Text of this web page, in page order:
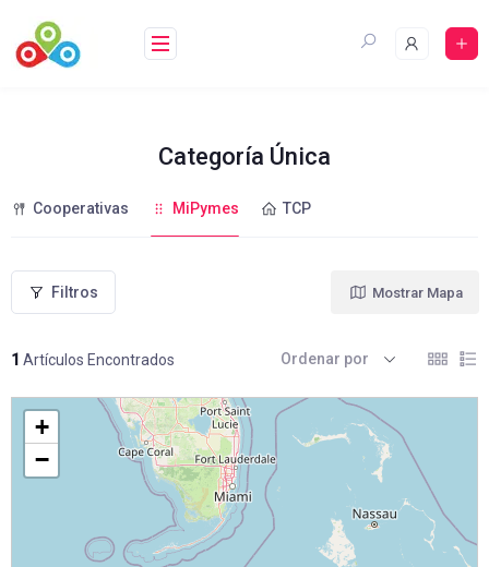
contenido
Categoría Única
Cooperativas MiPymes TCP
Filtros
1 Artículos Encontrados
Mostrar Mapa
Ordenar por
+
−